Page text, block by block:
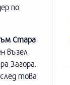
по
Стара
възел
Загора.
това